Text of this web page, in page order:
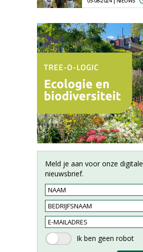
Meld je aan voor onze digitale
nieuwsbrief.